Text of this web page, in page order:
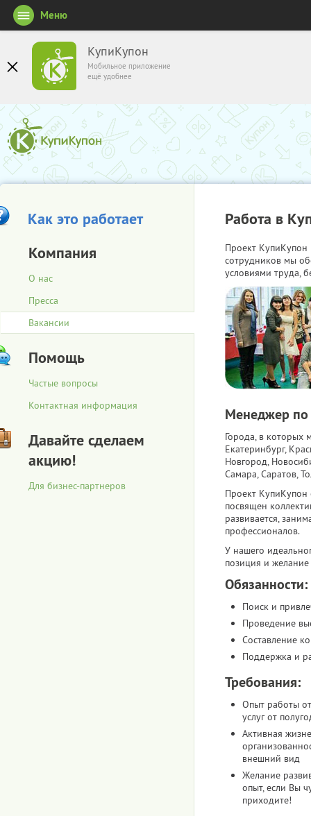
КупиКупон
Мобильное приложение
ещё удобнее
Меню
Как это работает
Компания
О нас
Пресса
Вакансии
Помощь
Частые вопросы
Контактная информация
Давайте сделаем
акцию!
Для бизнес-партнеров
Работа в
Проект КупиКупон
сотрудников мы
условиями труда,
Менеджер
Города, в которых
Екатеринбург,
Новгород,
Самара, Саратов,
Проект
посвящен
развивается,
профессионалов.
У нашего
позиция и
Обязанности:
Поиск и
Проведение
Составление
Поддержка и
Требования:
Опыт работы
услуг от
Активная
внешний вид
Желание
опыт, если Вы
приходите!